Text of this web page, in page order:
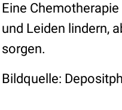
Eine
und Leiden lindern,
sorgen.
Bildquelle: